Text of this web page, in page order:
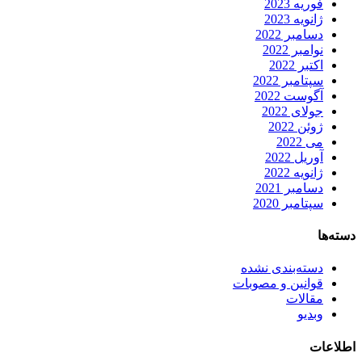
فوریه 2023
ژانویه 2023
دسامبر 2022
نوامبر 2022
اکتبر 2022
سپتامبر 2022
آگوست 2022
جولای 2022
ژوئن 2022
می 2022
آوریل 2022
ژانویه 2022
دسامبر 2021
سپتامبر 2020
دسته‌ها
دسته‌بندی نشده
قوانین و مصوبات
مقالات
وبدیو
اطلاعات